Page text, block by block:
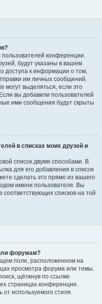
пользователей конференции.
будут указаны в вашем
доступа к информации о том,
им личных сообщений.
могут выделяться, если это
вы добавили пользователей
ими сообщения будут скрыты
в списках моих друзей и
список двумя способами. В
для его добавления в список
сделать это прямо из вашего
имени пользователя. Вы
списков на той
форумам?
поле, расположенном на
просмотра форума или темы.
щёлкнув по ссылке
страницах конференции.
от используемого стиля.